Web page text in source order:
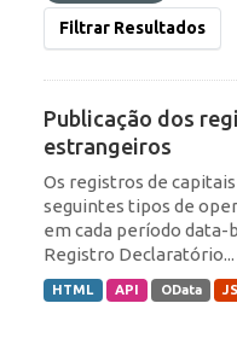
Filtrar Resultados
Publicação dos
estrangeiros
Os registros de
seguintes tipos de
em cada período data-
Registro Declaratório...
HTML API OData